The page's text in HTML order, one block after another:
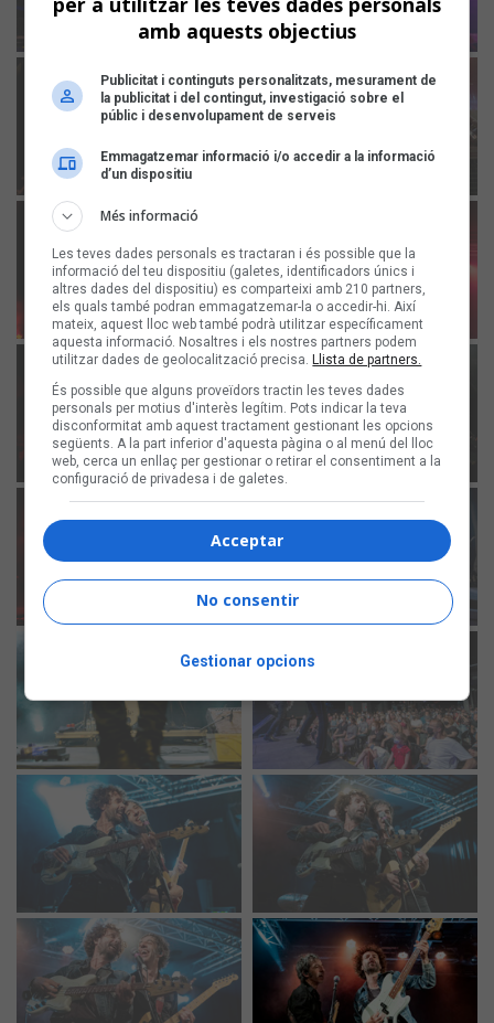
amb aquests objectius
Publicitat i continguts personalitzats, mesurament de
la publicitat i del contingut, investigació sobre el
públic i desenvolupament de serveis
Emmagatzemar informació i/o accedir a la informació
d’un dispositiu
Més informació
Les teves dades personals es tractaran i és possible que la
informació del teu dispositiu (galetes, identificadors únics i
altres dades del dispositiu) es comparteixi amb 210 partners,
els quals també podran emmagatzemar-la o accedir-hi. Així
mateix, aquest lloc web també podrà utilitzar específicament
aquesta informació. Nosaltres i els nostres partners podem
utilitzar dades de geolocalització precisa. Llista de partners.
És possible que alguns proveïdors tractin les teves dades
personals per motius d'interès legítim. Pots indicar la teva
disconformitat amb aquest tractament gestionant les opcions
següents. A la part inferior d'aquesta pàgina o al menú del lloc
web, cerca un enllaç per gestionar o retirar el consentiment a la
configuració de privadesa i de galetes.
Acceptar
No consentir
Gestionar opcions